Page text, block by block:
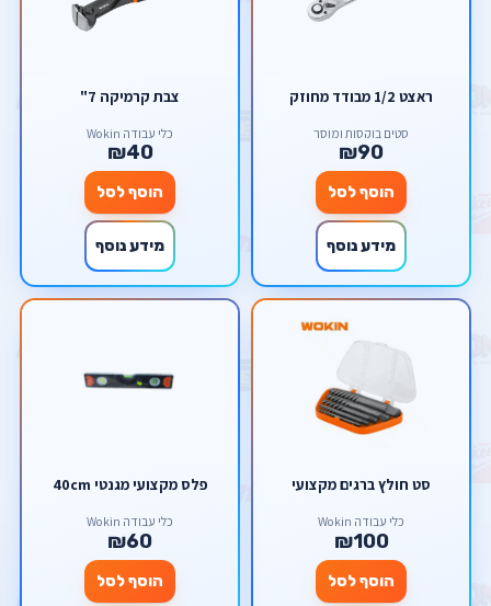
ראצט 1/2 מבודד מחוזק
סטים בוקסות ומוסך
₪90
הוסף לסל
מידע נוסף
צבת קרמיקה 7"
כלי עבודה Wokin
₪40
הוסף לסל
מידע נוסף
סט חולץ ברגים מקצועי
כלי עבודה Wokin
₪100
הוסף לסל
פלס מקצועי מגנטי 40cm
כלי עבודה Wokin
₪60
הוסף לסל